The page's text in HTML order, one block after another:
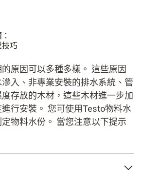
技巧
原因可以多種多樣。 這些原因
入、非專業安裝的排水系統、管
存放的木材，這些木材進一步加
行安裝。 您可使用Testo物料水
物料水份。 當您注意以下提示